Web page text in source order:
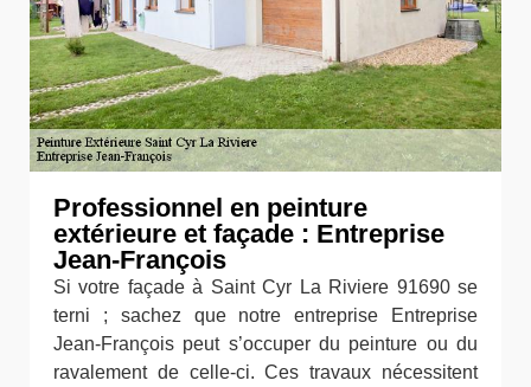
Professionnel en peinture
extérieure et façade : Entreprise
Jean-François
Si votre façade à Saint Cyr La Riviere 91690 se
terni ; sachez que notre entreprise Entreprise
Jean-François peut s’occuper du peinture ou du
ravalement de celle-ci. Ces travaux nécessitent